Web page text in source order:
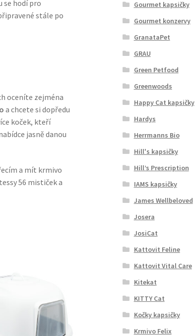
se hodí pro
stále po
oceníte zejména
a chcete si dopředu
koček, kteří
jasně danou
a mít krmivo
56 mističek a
Gourmet kapsičky
Gourmet konzervy
GranataPet
GRAU
Green Petfood
Greenwoods
Happy Cat kapsičky
Hardys
Herrmanns Bio
Hill's kapsičky
Hill’s Prescription
IAMS kapsičky
James Wellbeloved
Josera
JosiCat
Kattovit Feline
Kattovit Vital Care
Kitekat
KITTY Cat
Kočky kapsičky
Krmivo Felix